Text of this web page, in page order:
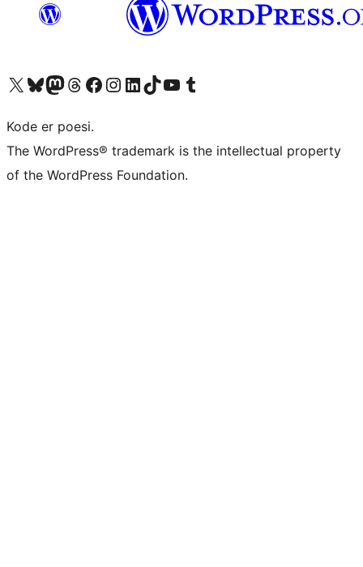
Besøk vår konto på X Visit our Bluesky account
Besøk vår Mastodon-konto
Visit our Threads account
Besøk vår Facebook-sideBesøk vår Instagram-konto
Besøk vår LinkedIn-konto
Visit our TikTok account
Visit our YouTube channel
Visit our Tumblr account
Kode er poesi.
The WordPress® trademark is the intellectual property
of the WordPress Foundation.